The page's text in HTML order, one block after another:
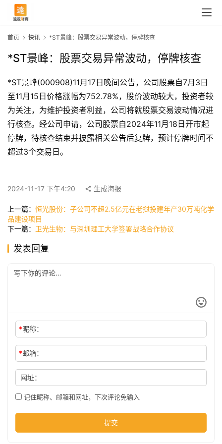
首
快
讯
司
尚
科
技
首页 快讯 *ST景峰：股票交易异常波动，停牌核查
*ST景峰：股票交易异常波动，停牌核查
*ST景峰(000908)11月17日晚间公告，公司股票自7月3日
至11月15日价格涨幅为752.78%，股价波动较大，投资者较
为关注，为维护投资者利益，公司将就股票交易波动情况进
行核查。经公司申请，公司股票自2024年11月18日开市起
停牌，待核查结束并披露相关公告后复牌，预计停牌时间不
超过3个交易日。
2024-11-17 下午4:20 生成海报
上一篇： 恒光股份：子公司不超2.5亿元在老挝投建年产30万吨化学
品建设项目
下一篇： 卫光生物：与深圳理工大学签署战略合作协议
发表回复
*昵称：
*邮箱：
网址：
记住昵称、邮箱和网址，下次评论免输入
提交